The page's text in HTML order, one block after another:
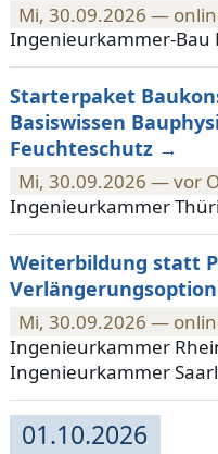
Mi, 30.09.2026 —
Ingenieurkammer-Bau
Starterpaket
Basiswissen
Feuchteschutz
Mi, 30.09.2026 — vor
Ingenieurkammer
Weiterbildung statt
Verlängerungsoption
Mi, 30.09.2026 —
Ingenieurkammer
Ingenieurkammer
01.10.2026